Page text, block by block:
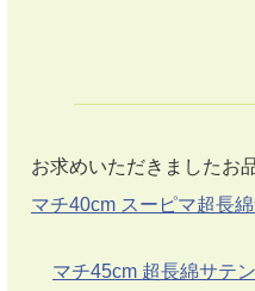
お求めいただきましたお
マチ40cm スーピマ超長
マチ45cm 超長綿サテ